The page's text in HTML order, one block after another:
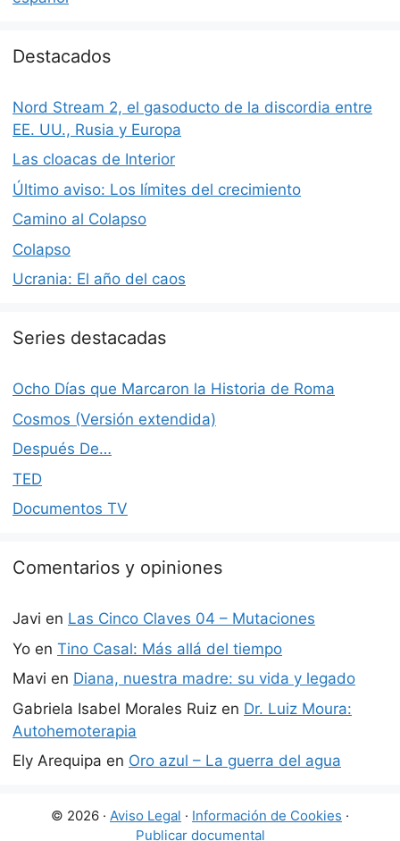
Destacados
Nord Stream 2, el gasoducto de la discordia entre
EE. UU., Rusia y Europa
Las cloacas de Interior
Último aviso: Los límites del crecimiento
Camino al Colapso
Colapso
Ucrania: El año del caos
Series destacadas
Ocho Días que Marcaron la Historia de Roma
Cosmos (Versión extendida)
Después De…
TED
Documentos TV
Comentarios y opiniones
Javi en Las Cinco Claves 04 – Mutaciones
Yo en Tino Casal: Más allá del tiempo
Mavi en Diana, nuestra madre: su vida y legado
Gabriela Isabel Morales Ruiz en Dr. Luiz Moura:
Autohemoterapia
Ely Arequipa en Oro azul – La guerra del agua
© 2026 · Aviso Legal · Información de Cookies ·
Publicar documental